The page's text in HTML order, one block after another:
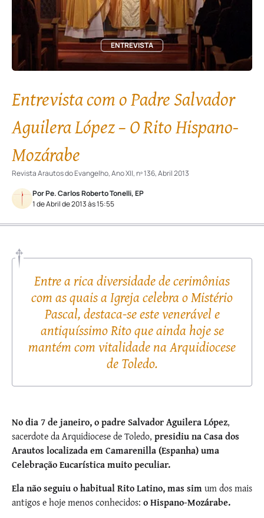
ENTREVISTA
Entrevista com o Padre Salvador
Aguilera López – O Rito Hispano-
Mozárabe
Revista Arautos do Evangelho, Ano XII, nº 136, Abril 2013
Por Pe. Carlos Roberto Tonelli, EP
1 de Abril de 2013 às 15:55
Entre a rica diversidade de cerimônias
com as quais a Igreja celebra o Mistério
Pascal, destaca-se este venerável e
antiquíssimo Rito que ainda hoje se
mantém com vitalidade na Arquidiocese
de Toledo.
No dia 7 de janeiro, o padre Salvador Aguilera López,
sacerdote da Arquidiocese de Toledo, presidiu na Casa dos
Arautos localizada em Camarenilla (Espanha) uma
Celebração Eucarística muito peculiar.
Ela não seguiu o habitual Rito Latino, mas simum dos mais
antigos e hoje menos conhecidos: o Hispano-Mozárabe.